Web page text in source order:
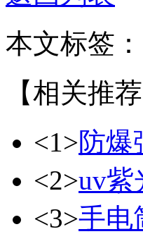
本文标签：
【相关推荐
<1>防爆
<2>uv紫
<3>手电